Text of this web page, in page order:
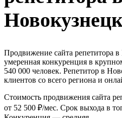
Продвижение сайта репетитора
умеренная конкуренция в
540 000 человек. Репетитор в
клиентов со всего региона и
Стоимость продвижения сайта
от 52 500 ₽/мес. Срок выхода в